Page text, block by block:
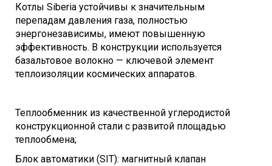
Котлы Siberia устойчивы к значительным
перепадам давления газа, полностью
энергонезависимы, имеют повышенную
эффективность. В конструкции используется
базальтовое волокно — ключевой элемент
теплоизоляции космических аппаратов.
Теплообменник из качественной углеродистой
конструкционной стали с развитой площадью
теплообмена;
Блок автоматики (SIT): магнитный клапан